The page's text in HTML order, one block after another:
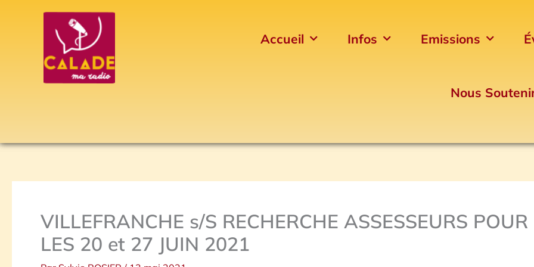
Accueil Infos Emissions
Nous
VILLEFRANCHE s/S RECHERCHE ASSESSEURS POUR
LES 20 et 27 JUIN 2021